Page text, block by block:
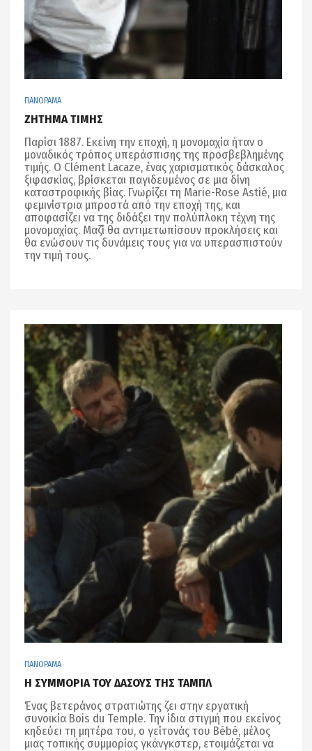
ΠΑΝΟΡΑΜΑ
ΖΗΤΗΜΑ ΤΙΜΗΣ
Παρίσι 1887. Εκείνη την εποχή, η μονομαχία ήταν ο
μοναδικός τρόπος υπεράσπισης της προσβεβλημένης
τιμής. Ο Clément Lacaze, ένας χαρισματικός δάσκαλος
ξιφασκίας, βρίσκεται παγιδευμένος σε μια δίνη
καταστροφικής βίας. Γνωρίζει τη Marie-Rose Astié, μια
φεμινίστρια μπροστά από την εποχή της, και
αποφασίζει να της διδάξει την πολύπλοκη τέχνη της
μονομαχίας. Μαζί θα αντιμετωπίσουν προκλήσεις και
θα ενώσουν τις δυνάμεις τους για να υπερασπιστούν
την τιμή τους.
ΠΑΝΟΡΑΜΑ
Η ΣΥΜΜΟΡΙΑ ΤΟΥ ΔΑΣΟΥΣ ΤΗΣ ΤΑΜΠΛ
Ένας βετεράνος στρατιώτης ζει στην εργατική
συνοικία Bois du Temple. Την ίδια στιγμή που εκείνος
κηδεύει τη μητέρα του, ο γείτονάς του Bébé, μέλος
μιας τοπικής συμμορίας γκάνγκστερ, ετοιμάζεται να